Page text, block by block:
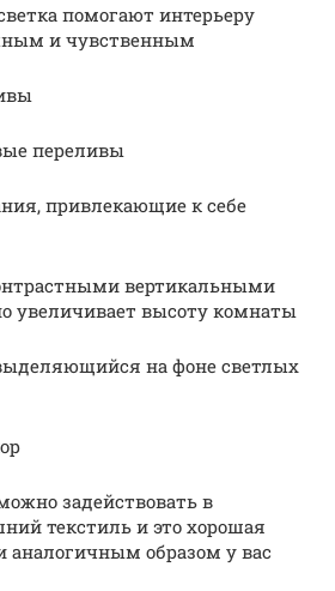
помогают интерьеру
и чувственным
переливы
привлекающие к себе
вертикальными
увеличивает высоту комнаты
на фоне светлых
задействовать в
текстиль и это хорошая
аналогичным образом у вас